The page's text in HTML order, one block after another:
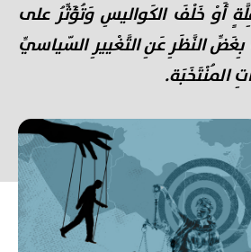
أَوْ خَلْفَ الكَواليسِ وَتُؤَثِّرُ على
النَّظَرِ عَنِ التَّغْييرِ السّياسيِّ
المُنْتَخَبَة.